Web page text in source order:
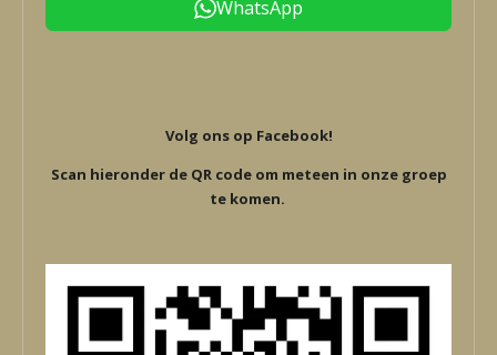
WhatsApp
Volg ons op Facebook!
Scan hieronder de QR code om meteen in onze groep
te komen.